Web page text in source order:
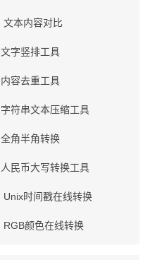
文本内容对比
文字竖排工具
内容去重工具
字符串文本压缩工具
全角半角转换
人民币大写转换工具
Unix时间戳在线转换
RGB颜色在线转换